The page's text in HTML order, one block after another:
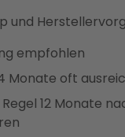
und
empfohlen
Monate oft
12 Monate